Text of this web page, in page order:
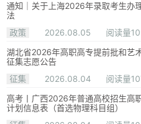
通知｜关于上海2026年录取考生办
法
政策
2026.08.05
阅读量
湖北省2026年高职高专提前批和艺
征集志愿公告
征集
2026.08.04
阅读量
高考丨广西2026年普通高校招生高
计划信息表（首选物理科目组）